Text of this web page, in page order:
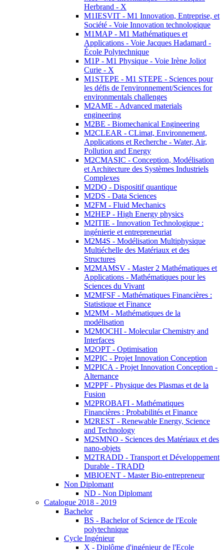
Herbrand - X
M1IESVIT - M1 Innovation, Entreprise, et
Société - Voie Innovation technologique
M1MAP - M1 Mathématiques et
Applications - Voie Jacques Hadamard -
École Polytechnique
M1P - M1 Physique - Voie Irène Joliot
Curie - X
M1STEPE - M1 STEPE - Sciences pour
les défis de l'environnement/Sciences for
environmentals challenges
M2AME - Advanced materials
engineering
M2BE - Biomechanical Engineering
M2CLEAR - CLimat, Environnement,
Applications et Recherche - Water, Air,
Pollution and Energy
M2CMASIC - Conception, Modélisation
et Architecture des Systèmes Industriels
Complexes
M2DQ - Dispositif quantique
M2DS - Data Sciences
M2FM - Fluid Mechanics
M2HEP - High Energy physics
M2ITIE - Innovation Technologique :
ingénierie et entrepreneuriat
M2M4S - Modélisation Multiphysique
Multiéchelle des Matériaux et des
Structures
M2MAMSV - Master 2 Mathématiques et
Applications - Mathématiques pour les
Sciences du Vivant
M2MFSF - Mathématiques Financières :
Statistique et Finance
M2MM - Mathématiques de la
modélisation
M2MOCHI - Molecular Chemistry and
Interfaces
M2OPT - Optimisation
M2PIC - Projet Innovation Conception
M2PICA - Projet Innovation Conception -
Alternance
M2PPF - Physique des Plasmas et de la
Fusion
M2PROBAFI - Mathématiques
Financières : Probabilités et Finance
M2REST - Renewable Energy, Science
and Technology
M2SMNO - Sciences des Matériaux et des
nano-objets
M2TRADD - Transport et Développement
Durable - TRADD
MBIOENT - Master Bio-entrepreneur
Non Diplomant
ND - Non Diplomant
Catalogue 2018 - 2019
Bachelor
BS - Bachelor of Science de l'Ecole
polytechnique
Cycle Ingénieur
X - Diplôme d'ingénieur de l'Ecole